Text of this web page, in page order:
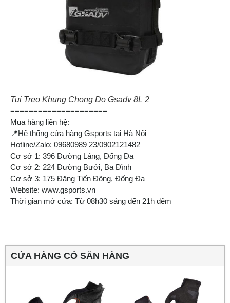
Tui Treo Khung Chong Do Gsadv 8L 2
=====================
Mua hàng liên hệ:
📍Hệ thống cửa hàng Gsports tại Hà Nội
Hotline/Zalo: 09680989 23/0902121482
Cơ sở 1: 396 Đường Láng, Đống Đa
Cơ sở 2: 224 Đường Bưởi, Ba Đình
Cơ sở 3: 175 Đặng Tiến Đông, Đống Đa
Website: www.gsports.vn
Thời gian mở cửa: Từ 08h30 sáng đến 21h đêm
CỬA HÀNG CÓ SẴN HÀNG